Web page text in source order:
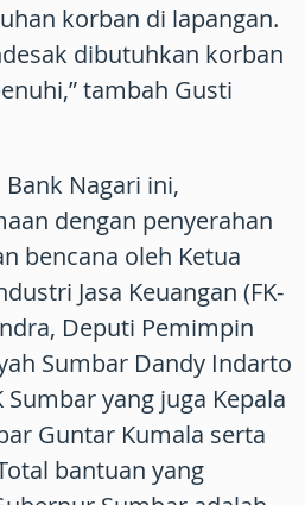
korban di lapangan.
dibutuhkan korban
tambah Gusti
Nagari ini,
dengan penyerahan
bencana oleh Ketua
Jasa Keuangan (FK-
Deputi Pemimpin
Sumbar Dandy Indarto
Sumbar yang juga Kepala
Guntar Kumala serta
bantuan yang